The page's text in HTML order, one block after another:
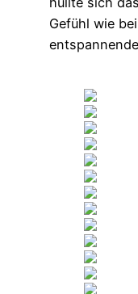
Gefühl wie